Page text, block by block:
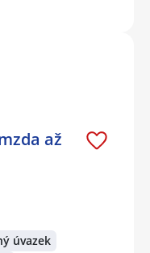
až
úvazek